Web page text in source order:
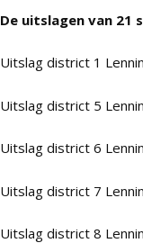
De uitslagen van 21
Uitslag district 1
Uitslag district 5
Uitslag district 6
Uitslag district 7
Uitslag district 8